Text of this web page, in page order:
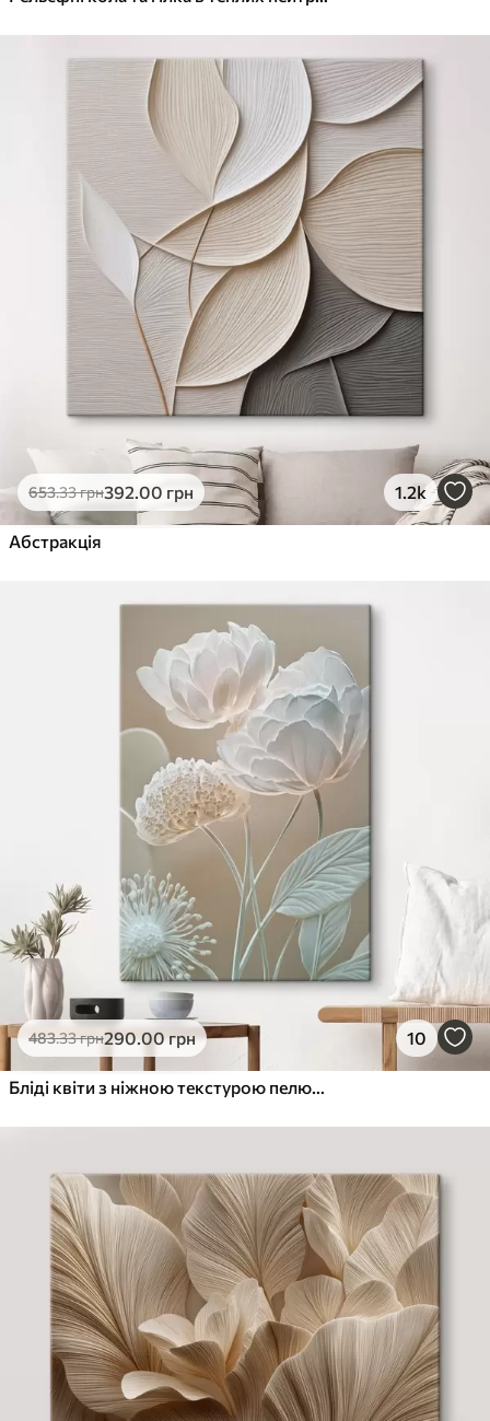
653.33грн392.00 грн 1.2k
Абстракція
483.33грн290.00грн 10
Бліді квіти з ніжною текстурою пелюсток